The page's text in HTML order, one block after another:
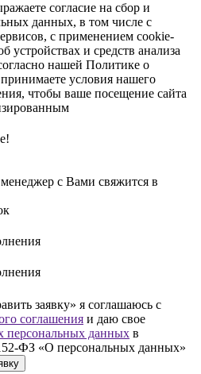
согласие на сбор и
данных, в том числе с
с применением cookie-
устройствах и средств анализа
нашей Политике о
условия нашего
чтобы ваше посещение сайта
с Вами свяжится в
заявку» я соглашаюсь с
соглашения и даю свое
персональных данных в
ФЗ «О персональных данных»